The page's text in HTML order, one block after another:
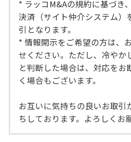
* ラッコM&Aの規約に基づき
決済（サイト仲介システム）
引となります。
* 情報開示をご希望の方は、
せください。ただし、冷やか
と判断した場合は、対応をお
く場合もございます。
お互いに気持ちの良いお取引
ちしております。よろしくお